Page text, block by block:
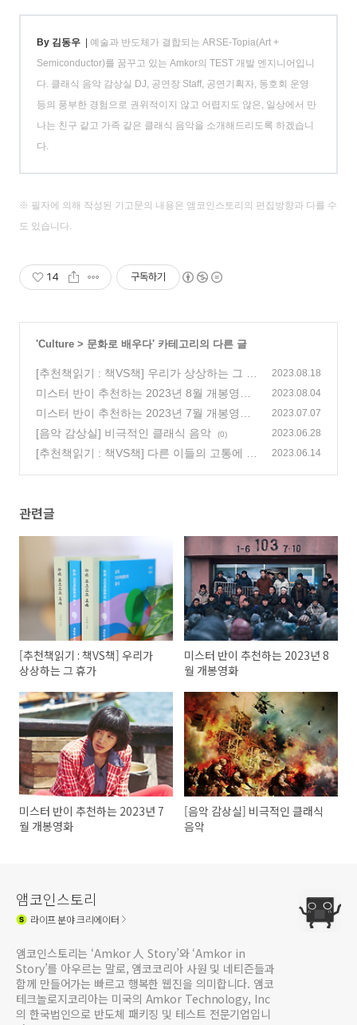
By 김동우 | 예술과 반도체가 결합되는 ARSE-Topia(Art +
Semiconductor)를 꿈꾸고 있는 Amkor의 TEST 개발 엔지니어입니
다. 클래식 음악 감상실 DJ, 공연장 Staff, 공연기획자, 동호회 운영
등의 풍부한 경험으로 권위적이지 않고 어렵지도 않은, 일상에서 만
나는 친구 같고 가족 같은 클래식 음악을 소개해드리도록 하겠습니
다.
※ 필자에 의해 작성된 기고문의 내용은 앰코인스토리의 편집방향과 다를 수
도 있습니다.
14 구독하기
'Culture > 문화로 배우다' 카테고리의 다른 글
[추천책읽기 : 책VS책] 우리가 상상하는 그 휴
가
(62)
2023.08.18
미스터 반이 추천하는 2023년 8월 개봉영화
(135)
2023.08.04
미스터 반이 추천하는 2023년 7월 개봉영화
(78)
2023.07.07
[음악 감상실] 비극적인 클래식 음악 (0) 2023.06.28
[추천책읽기 : 책VS책] 다른 이들의 고통에 공
2023.06.14
관련글
[추천책읽기 : 책VS책] 우리가
상상하는 그 휴가
미스터 반이 추천하는 2023년 8
월 개봉영화
미스터 반이 추천하는 2023년 7
월 개봉영화
[음악 감상실] 비극적인 클래식
음악
앰코인스토리
라이프분야 크리에이터
앰코인스토리는 ‘Amkor 人 Story’와 ‘Amkor in
Story’를 아우르는 말로, 앰코코리아 사원 및 네티즌들과
함께 만들어가는 빠르고 행복한 웹진을 의미합니다. 앰코
테크놀로지코리아는 미국의 Amkor Technology, Inc
의 한국법인으로 반도체 패키징 및 테스트 전문기업입니